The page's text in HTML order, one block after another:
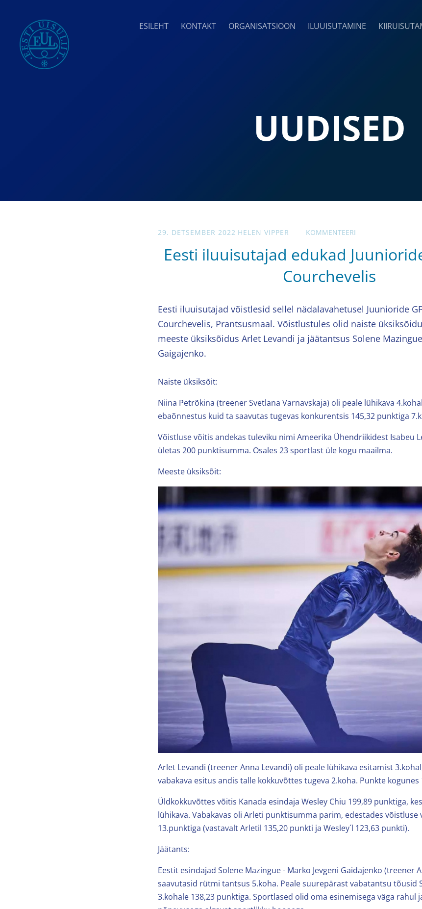
ESILEHT KONTAKT ORGANISATSIOON ILUUISUTAMINE
UUDISED
29. DETSEMBER 2022 HELEN VIPPER KOMMENTEERI
Eesti iluuisutajad edukad
Courchevelis
Eesti iluuisutajad võistlesid sellel nädalavahetusel Juunioride
Courchevelis, Prantsusmaal. Võistlustules olid naiste
meeste üksiksõidus Arlet Levandi ja jäätantsus Solene
Gaigajenko.
Naiste üksiksõit:
Niina Petrõkina (treener Svetlana Varnavskaja) oli peale lühikava
ebaõnnestus kuid ta saavutas tugevas konkurentsis 145,32 punktiga
Võistluse võitis andekas tuleviku nimi Ameerika Ühendriikidest Isabeu
ületas 200 punktisumma. Osales 23 sportlast üle kogu maailma.
Meeste üksiksõit:
Arlet Levandi (treener Anna Levandi) oli peale lühikava esitamist
vabakava esitus andis talle kokkuvõttes tugeva 2.koha. Punkte kogunes
Üldkokkuvõttes võitis Kanada esindaja Wesley Chiu 199,89 punktiga,
lühikava. Vabakavas oli Arleti punktisumma parim, edestades võistluse
13.punktiga (vastavalt Arletil 135,20 punkti ja Wesley´l 123,63 punkti).
Jäätants:
Eestit esindajad Solene Mazingue - Marko Jevgeni Gaidajenko (treener
saavutasid rütmi tantsus 5.koha. Peale suurepärast vabatantsu tõusid
3.kohale 138,23 punktiga. Sportlased olid oma esinemisega väga rahul